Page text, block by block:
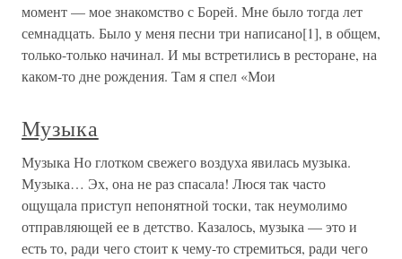
момент — мое знакомство с Борей. Мне было тогда лет
семнадцать. Было у меня песни три написано[1], в общем,
только-только начинал. И мы встретились в ресторане, на
каком-то дне рождения. Там я спел «Мои
Музыка
Музыка Но глотком свежего воздуха явилась музыка.
Музыка… Эх, она не раз спасала! Люся так часто
ощущала приступ непонятной тоски, так неумолимо
отправляющей ее в детство. Казалось, музыка — это и
есть то, ради чего стоит к чему-то стремиться, ради чего